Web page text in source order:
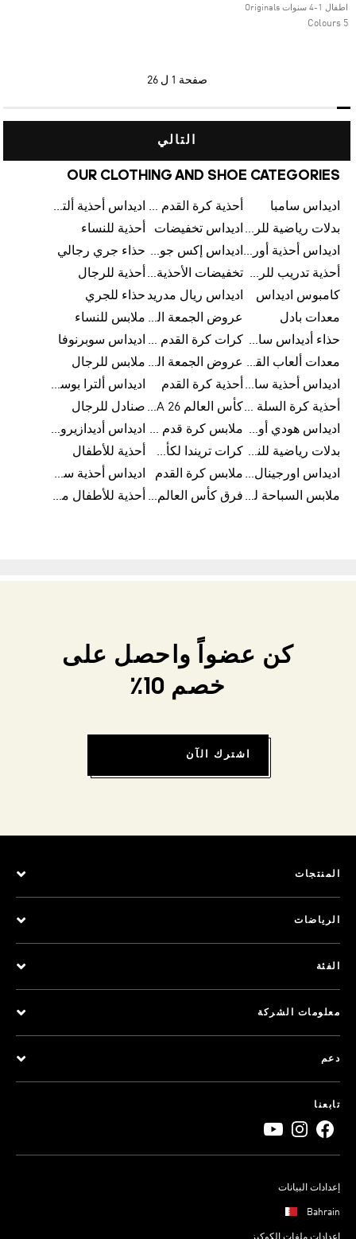
اطفال 1-4 سنوات Originals
5 Colours
صفحة 1 ل 26
التالي
OUR CLOTHING AND SHOE CATEGORIES
اديداس سامبا أحذية كرة القدم للرجال
اديداس أحذية ألترا بوست للرجال
بدلات رياضية للرجال اديداس تخفيضات
أحذية للنساء
اديداس أحذية أورجينالز
اديداس إكس جود بيلينغهام حذاء جري رجالي
أحذية تدريب للرجال
تخفيضات الأحذية للرجال أحذية للرجال
كامبوس اديداس
اديداس ريال مدريد حذاء للجري
معدات بادل
عروض الجمعة البيضاء للرجال ملابس للنساء
حذاء أديداس سامبا للأطفال
كرات كرة القدم للرجال اديداس سوبرنوفا
معدات ألعاب القوى
عروض الجمعة البيضاء للسيدات ملابس للرجال
اديداس أحذية سامبا للنساء أحذية كرة القدم
اديداس ألترا بوست
أحذية كرة السلة للرجال
كأس العالم FIFA 26™ صنادل للرجال
اديداس هودي أورجينال للنساء
ملابس كرة قدم للاطفال
اديداس أديدازيرو معدات الجري
بدلات رياضية للنساء
كرات تريندا لكأس العالم FIFA 26™
أحذية للأطفال
اديداس اورجينال ملابس ملابس كرة القدم
اديداس أحذية سوبرنوفا للرجال
ملابس السباحة للرجال
فرق كأس العالم FIFA 26™ أحذية للأطفال من 8 إلى 16 سنة
كن عضواً واحصل على
خصم 10٪
اشترك الآن
المنتجات
الرياضات
الفئة
معلومات الشركة
دعم
تابعنا
إعدادات البيانات
Bahrain